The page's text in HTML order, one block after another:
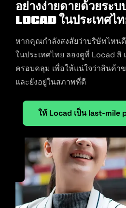
อย่างง่ายดายด้วยระ
Locad ในประเทศไท
หากคุณกำลังสงสัยว่าบริษัทไหน
ในประเทศไทย ลองดูที่ Locad สิ
ครอบคลุม เพื่อให้แน่ใจว่าสินค้า
และยังอยู่ในสภาพที่ดี
ให้ Locad เป็น last-